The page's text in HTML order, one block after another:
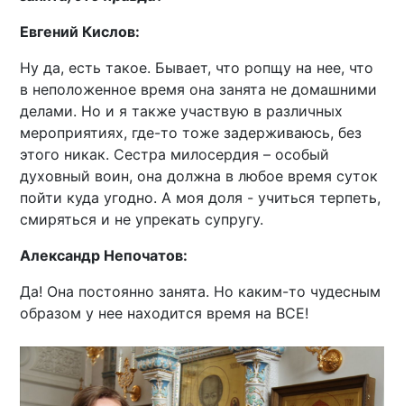
Евгений Кислов:
Ну да, есть такое. Бывает, что ропщу на нее, что
в неположенное время она занята не домашними
делами. Но и я также участвую в различных
мероприятиях, где-то тоже задерживаюсь, без
этого никак. Сестра милосердия – особый
духовный воин, она должна в любое время суток
пойти куда угодно. А моя доля - учиться терпеть,
смиряться и не упрекать супругу.
Александр Непочатов:
Да! Она постоянно занята. Но каким-то чудесным
образом у нее находится время на ВСЕ!